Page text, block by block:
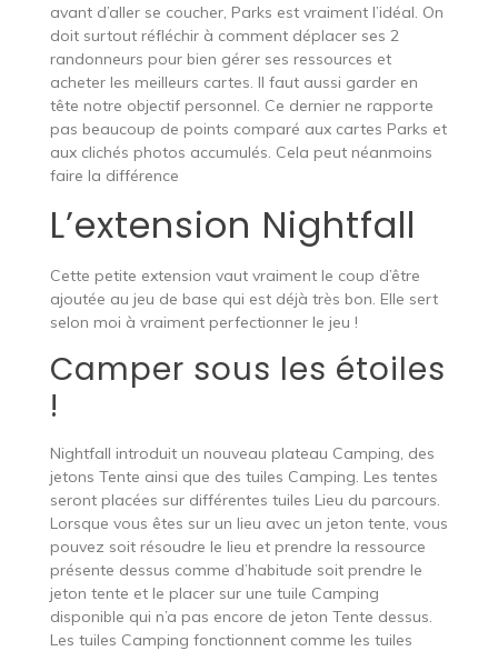
avant d’aller se coucher, Parks est vraiment l’idéal. On
doit surtout réfléchir à comment déplacer ses 2
randonneurs pour bien gérer ses ressources et
acheter les meilleurs cartes. Il faut aussi garder en
tête notre objectif personnel. Ce dernier ne rapporte
pas beaucoup de points comparé aux cartes Parks et
aux clichés photos accumulés. Cela peut néanmoins
faire la différence
L’extension Nightfall
Cette petite extension vaut vraiment le coup d’être
ajoutée au jeu de base qui est déjà très bon. Elle sert
selon moi à vraiment perfectionner le jeu !
Camper sous les étoiles
!
Nightfall introduit un nouveau plateau Camping, des
jetons Tente ainsi que des tuiles Camping. Les tentes
seront placées sur différentes tuiles Lieu du parcours.
Lorsque vous êtes sur un lieu avec un jeton tente, vous
pouvez soit résoudre le lieu et prendre la ressource
présente dessus comme d’habitude soit prendre le
jeton tente et le placer sur une tuile Camping
disponible qui n’a pas encore de jeton Tente dessus.
Les tuiles Camping fonctionnent comme les tuiles